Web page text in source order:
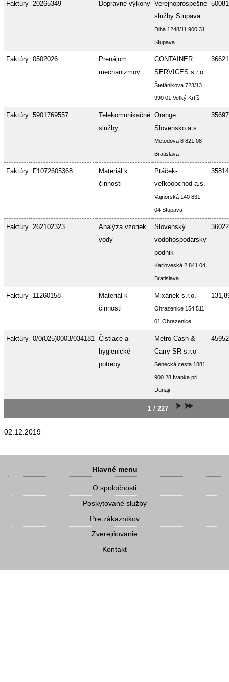
Faktúry 20265349 Dopravné výkony Verejnoprospešné
služby Stupava
Dlhá 1248/11 900 31
Stupava
Faktúry 0502026
Prenájom
mechanizmov
CONTAINER
SERVICES s.r.o.
Štefánikova 723/13
990 01 Veľký Krtíš
Faktúry 5901769557
Telekomunikačné
služby
Orange
Slovensko a.s.
Metodova 8 821 08
Bratislava
Faktúry F1072605368
Materiál k
činnosti
Ptáček-
veľkoobchod a.s.
Vajnorská 140 831
04 Stupava
Faktúry 262102323
Analýza vzoriek
vody
Slovenský
vodohospodársky
podnik
Karloveská 2 841 04
Bratislava
Faktúry 11260158
Materiál k
činnosti
Mixánek s.r.o.
Ohrazenice 154 511
01 Ohrazenice
Faktúry 0/0(025)0003/034181 Čistiace a
hygienické
potreby
Metro Cash &
Carry SR s.r.o
Senecká cesta 1881
900 28 Ivanka pri
Dunaji
1 / 227
02.12.2019
Hlavné menu
O spoločnosti
Poskytované služby
Pre zákazníkov
Zverejňovanie
Kontakt